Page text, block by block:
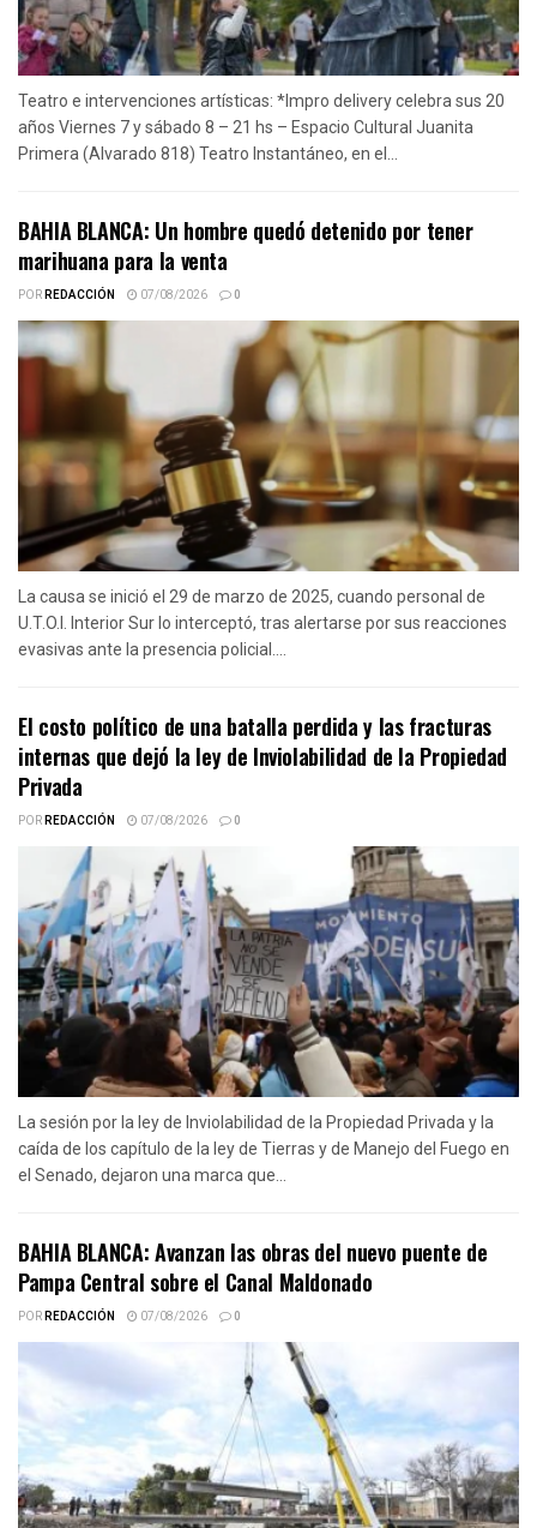
Teatro e intervenciones artísticas: *Impro delivery celebra sus 20
años Viernes 7 y sábado 8 – 21 hs – Espacio Cultural Juanita
Primera (Alvarado 818) Teatro Instantáneo, en el...
BAHIA BLANCA: Un hombre quedó detenido por tener
marihuana para la venta
PORREDACCIÓN 07/08/2026 0
La causa se inició el 29 de marzo de 2025, cuando personal de
U.T.O.I. Interior Sur lo interceptó, tras alertarse por sus reacciones
evasivas ante la presencia policial....
El costo político de una batalla perdida y las fracturas
internas que dejó la ley de Inviolabilidad de la Propiedad
Privada
PORREDACCIÓN 07/08/2026 0
La sesión por la ley de Inviolabilidad de la Propiedad Privada y la
caída de los capítulo de la ley de Tierras y de Manejo del Fuego en
el Senado, dejaron una marca que...
BAHIA BLANCA: Avanzan las obras del nuevo puente de
Pampa Central sobre el Canal Maldonado
PORREDACCIÓN 07/08/2026 0